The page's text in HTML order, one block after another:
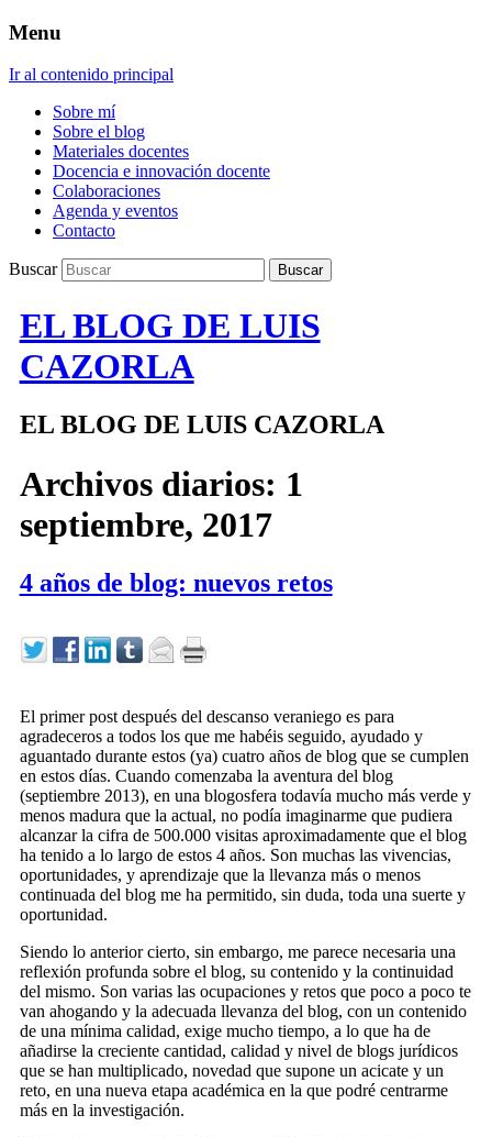
Menu
Ir al contenido principal
Sobre mí
Sobre el blog
Materiales docentes
Docencia e innovación docente
Colaboraciones
Agenda y eventos
Contacto
Buscar
EL BLOG DE LUIS
CAZORLA
EL BLOG DE LUIS CAZORLA
Archivos diarios: 1
septiembre, 2017
4 años de blog: nuevos retos
El primer post después del descanso veraniego es para
agradeceros a todos los que me habéis seguido, ayudado y
aguantado durante estos (ya) cuatro años de blog que se cumplen
en estos días. Cuando comenzaba la aventura del blog
(septiembre 2013), en una blogosfera todavía mucho más verde y
menos madura que la actual, no podía imaginarme que pudiera
alcanzar la cifra de 500.000 visitas aproximadamente que el blog
ha tenido a lo largo de estos 4 años. Son muchas las vivencias,
oportunidades, y aprendizaje que la llevanza más o menos
continuada del blog me ha permitido, sin duda, toda una suerte y
oportunidad.
Siendo lo anterior cierto, sin embargo, me parece necesaria una
reflexión profunda sobre el blog, su contenido y la continuidad
del mismo. Son varias las ocupaciones y retos que poco a poco te
van ahogando y la adecuada llevanza del blog, con un contenido
de una mínima calidad, exige mucho tiempo, a lo que ha de
añadirse la creciente cantidad, calidad y nivel de blogs jurídicos
que se han multiplicado, novedad que supone un acicate y un
reto, en una nueva etapa académica en la que podré centrarme
más en la investigación.